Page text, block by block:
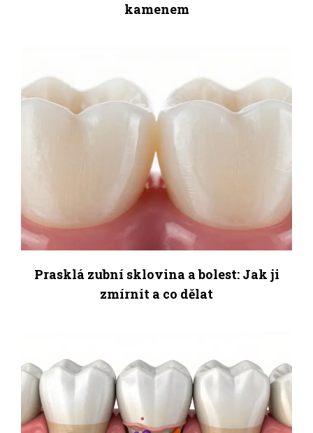
kamenem
Prasklá zubní sklovina a bolest: Jak ji
zmírnit a co dělat